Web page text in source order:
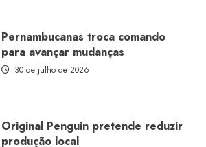
Pernambucanas troca comando
para avançar mudanças
30 de julho de 2026
Original Penguin pretende reduzir
produção local